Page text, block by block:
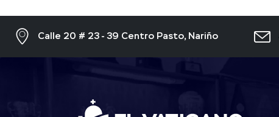
Calle 20 # 23 - 39 Centro Pasto, Nariño